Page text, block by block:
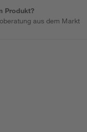
Produkt?
aus dem Markt